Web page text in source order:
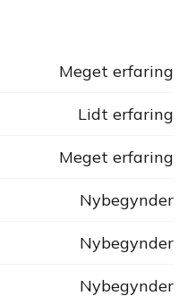
Meget erfaring
Lidt erfaring
Meget erfaring
Nybegynder
Nybegynder
Nybegynder